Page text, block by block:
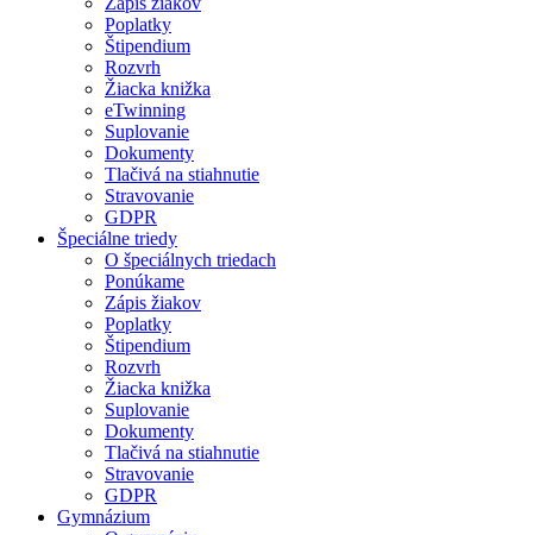
Poplatky
Štipendium
Rozvrh
Žiacka knižka
eTwinning
Suplovanie
Dokumenty
Tlačivá na stiahnutie
Stravovanie
GDPR
Špeciálne triedy
O špeciálnych triedach
Ponúkame
Zápis žiakov
Poplatky
Štipendium
Rozvrh
Žiacka knižka
Suplovanie
Dokumenty
Tlačivá na stiahnutie
Stravovanie
GDPR
Gymnázium